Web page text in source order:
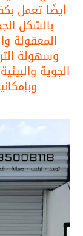
أيضًا تعمل
بالشكل
المعقولة
وسهولة
الجوية